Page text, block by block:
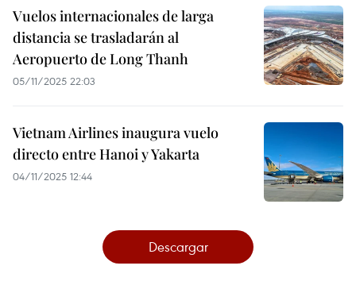
Vuelos internacionales de larga
distancia se trasladarán al
Aeropuerto de Long Thanh
05/11/2025 22:03
Vietnam Airlines inaugura vuelo
directo entre Hanoi y Yakarta
04/11/2025 12:44
Descargar